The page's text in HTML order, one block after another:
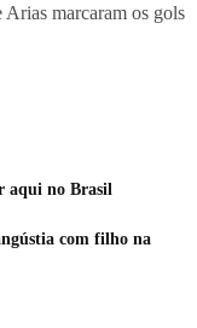
marcaram os gols
aqui no Brasil
com filho na